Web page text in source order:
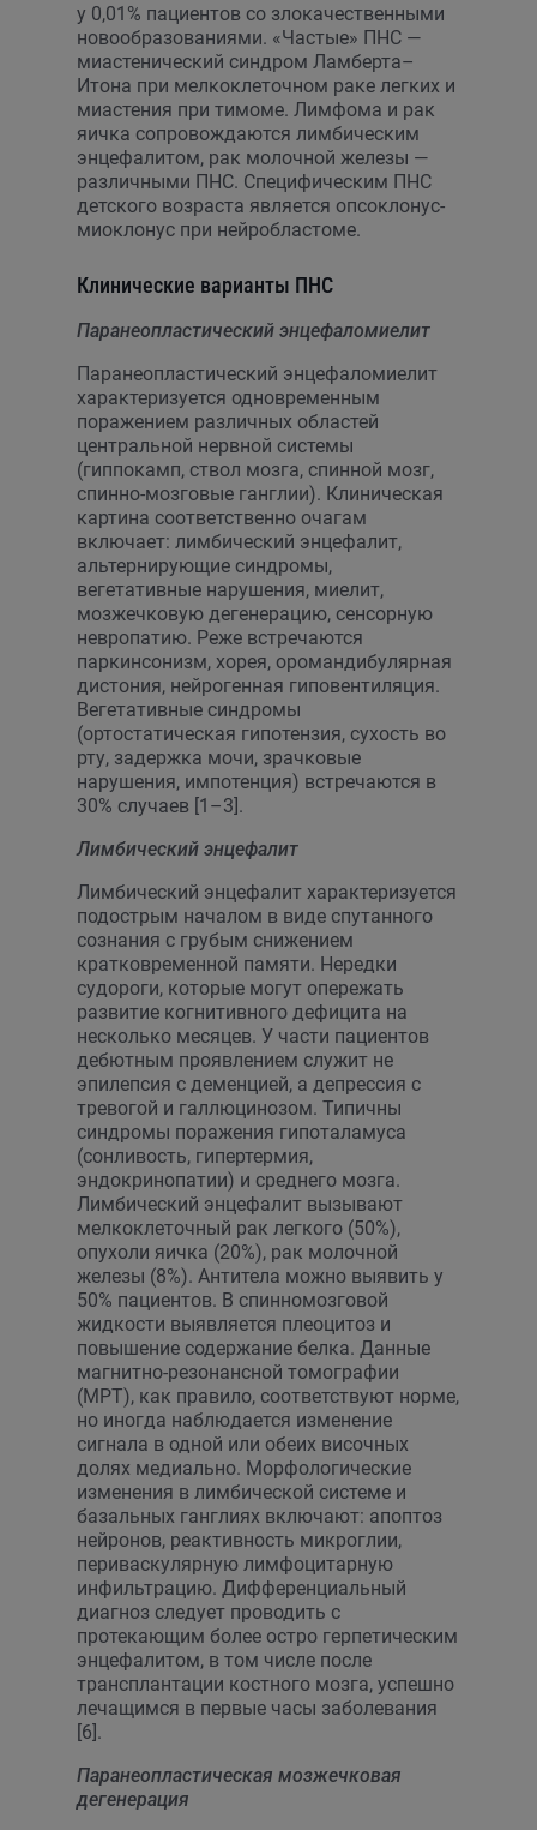
у 0,01% пациентов со злокачественными
новообразованиями. «Частые» ПНС —
миастенический синдром Ламберта–
Итона при мелкоклеточном раке легких и
миастения при тимоме. Лимфома и рак
яичка сопровождаются лимбическим
энцефалитом, рак молочной железы —
различными ПНС. Специфическим ПНС
детского возраста является опсоклонус-
миоклонус при нейробластоме.
Клинические варианты ПНС
Паранеопластический энцефаломиелит
Паранеопластический энцефаломиелит
характеризуется одновременным
поражением различных областей
центральной нервной системы
(гиппокамп, ствол мозга, спинной мозг,
спинно-мозговые ганглии). Клиническая
картина соответственно очагам
включает: лимбический энцефалит,
альтернирующие синдромы,
вегетативные нарушения, миелит,
мозжечковую дегенерацию, сенсорную
невропатию. Реже встречаются
паркинсонизм, хорея, оромандибулярная
дистония, нейрогенная гиповентиляция.
Вегетативные синдромы
(ортостатическая гипотензия, сухость во
рту, задержка мочи, зрачковые
нарушения, импотенция) встречаются в
30% случаев [1–3].
Лимбический энцефалит
Лимбический энцефалит характеризуется
подострым началом в виде спутанного
сознания с грубым снижением
кратковременной памяти. Нередки
судороги, которые могут опережать
развитие когнитивного дефицита на
несколько месяцев. У части пациентов
дебютным проявлением служит не
эпилепсия с деменцией, а депрессия с
тревогой и галлюцинозом. Типичны
синдромы поражения гипоталамуса
(сонливость, гипертермия,
эндокринопатии) и среднего мозга.
Лимбический энцефалит вызывают
мелкоклеточный рак легкого (50%),
опухоли яичка (20%), рак молочной
железы (8%). Антитела можно выявить у
50% пациентов. В спинномозговой
жидкости выявляется плеоцитоз и
повышение содержание белка. Данные
магнитно-резонансной томографии
(МРТ), как правило, соответствуют норме,
но иногда наблюдается изменение
сигнала в одной или обеих височных
долях медиально. Морфологические
изменения в лимбической системе и
базальных ганглиях включают: апоптоз
нейронов, реактивность микроглии,
периваскулярную лимфоцитарную
инфильтрацию. Дифференциальный
диагноз следует проводить с
протекающим более остро герпетическим
энцефалитом, в том числе после
трансплантации костного мозга, успешно
лечащимся в первые часы заболевания
[6].
Паранеопластическая мозжечковая
дегенерация